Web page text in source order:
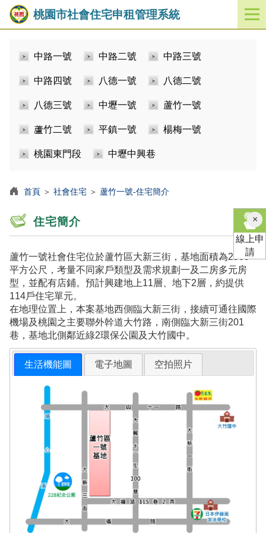
桃園市社會住宅申租管理系統
開
啟
中路一號 中路二號 中路三號
中路四號 八德一號 八德二號
八德三號 中壢一號 蘆竹一號
蘆竹二號 平鎮一號 楊梅一號
桃園東門段 中壢中興巷
首頁 ＞ 社會住宅 ＞ 蘆竹一號-住宅簡介
住宅簡介
蘆竹一號社會住宅位於蘆竹區大新三街，基地面積為2509
平方公尺，考量不同家戶類型及需求規劃一及二房多元房
型，並配有店鋪。預計興建地上11層、地下2層，約提供
114戶住宅單元。
在地理位置上，本案基地西側臨大新三街，接續可通往國際
機場及桃園之主要聯外幹道大竹路，南側臨大新三街201
巷，基地北側鄰近綠2環保公園及大竹國中。
生活機能圖 電子地圖 空拍照片
×關
閉
線上申
請